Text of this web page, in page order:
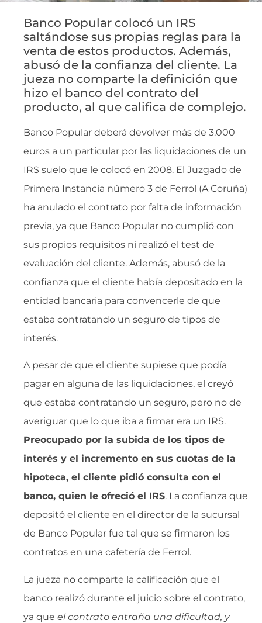
Banco Popular colocó un IRS
saltándose sus propias reglas para la
venta de estos productos. Además,
abusó de la confianza del cliente. La
jueza no comparte la definición que
hizo el banco del contrato del
producto, al que califica de complejo.
Banco Popular deberá devolver más de 3.000
euros a un particular por las liquidaciones de un
IRS suelo que le colocó en 2008. El Juzgado de
Primera Instancia número 3 de Ferrol (A Coruña)
ha anulado el contrato por falta de información
previa, ya que Banco Popular no cumplió con
sus propios requisitos ni realizó el test de
evaluación del cliente. Además, abusó de la
confianza que el cliente había depositado en la
entidad bancaria para convencerle de que
estaba contratando un seguro de tipos de
interés.
A pesar de que el cliente supiese que podía
pagar en alguna de las liquidaciones, el creyó
que estaba contratando un seguro, pero no de
averiguar que lo que iba a firmar era un IRS.
Preocupado por la subida de los tipos de
interés y el incremento en sus cuotas de la
hipoteca, el cliente pidió consulta con el
banco, quien le ofreció el IRS. La confianza que
depositó el cliente en el director de la sucursal
de Banco Popular fue tal que se firmaron los
contratos en una cafetería de Ferrol.
La jueza no comparte la calificación que el
banco realizó durante el juicio sobre el contrato,
ya que  el contrato entraña una dificultad, y